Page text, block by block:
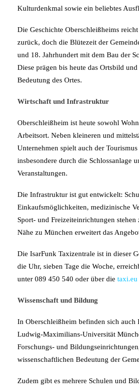
Kulturdenkmal sowie ein beliebtes
Die Geschichte Oberschleißheims
zurück, doch die Blütezeit der
und 18. Jahrhundert mit dem Bau der
Diese prägen bis heute das Ortsbild
Bedeutung des Ortes.
Wirtschaft und Infrastruktur
Oberschleißheim ist heute sowohl
Arbeitsort. Neben kleineren und
Unternehmen spielt auch der
insbesondere durch die Schlossanlage
Veranstaltungen.
Die Infrastruktur ist gut entwickelt:
Einkaufsmöglichkeiten, medizinische
Sport- und Freizeiteinrichtungen
Nähe zu München erweitert das
Die IsarFunk Taxizentrale ist in dieser
die Uhr, sieben Tage die Woche,
unter 089 450 540 oder über die taxi.eu
Wissenschaft und Bildung
In Oberschleißheim befinden sich auch
Ludwig-Maximilians-Universität
Forschungs- und
wissenschaftlichen Bedeutung der
Zudem gibt es mehrere Schulen und